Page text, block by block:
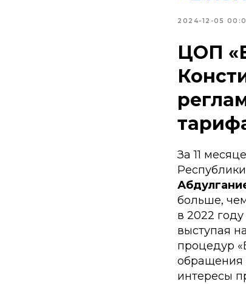
2024-12-05
ЦОП
За 11
больше,
в 2022
выступая
процедур
обращения
интересы